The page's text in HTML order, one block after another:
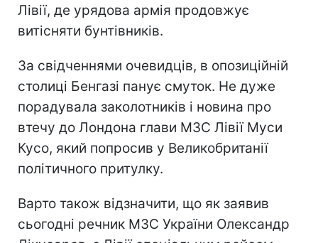
Лівії, де урядова армія продовжує
витісняти бунтівників.
За свідченнями очевидців, в опозиційній
столиці Бенгазі панує смуток. Не дуже
порадувала заколотників і новина про
втечу до Лондона глави МЗС Лівії Муси
Кусо, який попросив у Великобританії
політичного притулку.
Варто також відзначити, що як заявив
сьогодні речник МЗС України Олександр